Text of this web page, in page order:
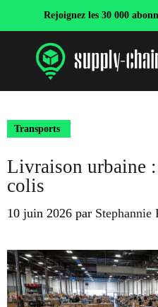
Rejoignez les 30 000
Transports
Livraison urbaine
colis
10 juin 2026 par Stephannie